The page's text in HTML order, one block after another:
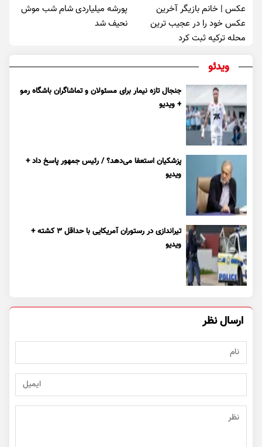
عکس | خانم بازیگر آخرین
عکس خود را در عجیب ترین
محله ترکیه ثبت کرد
پورشه میلیاردی شام شب موش‌
نحیف شد
ویدئو
جنجال تازه نیمار برای مسئولان و تماشاگران باشگاه رمو
+ ویدیو
پزشکیان استعفا می‌دهد؟ / رئیس جمهور پاسخ داد +
ویدیو
تیراندازی در رستوران آمریکایی با حداقل ۳ کشته +
ویدیو
ارسال نظر